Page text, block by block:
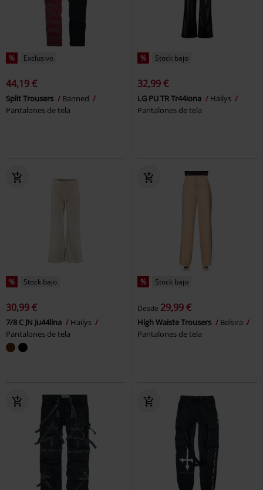
% Exclusivo
44,19 €
Split Trousers
Banned
Pantalones de tela
% Stock bajo
32,99 €
LG PU TR Tr44iona
Hailys
Pantalones de tela
% Stock bajo
30,99 €
7/8 C JN Ju44lina
Hailys
Pantalones de tela
% Stock bajo
Desde 29,99 €
High Waiste Trousers
Belsira
Pantalones de tela